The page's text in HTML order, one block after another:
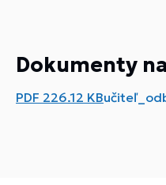
Dokumenty
PDF 226.12 KB